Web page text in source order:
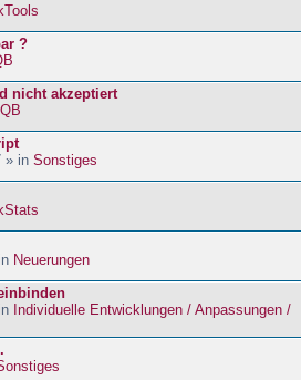
?
nicht akzeptiert
» in Sonstiges
Neuerungen
Individuelle Entwicklungen / Anpassungen /